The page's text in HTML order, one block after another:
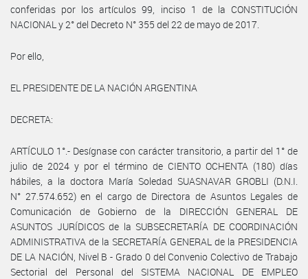
conferidas por los artículos 99, inciso 1 de la CONSTITUCIÓN
NACIONAL y 2° del Decreto N° 355 del 22 de mayo de 2017.
Por ello,
EL PRESIDENTE DE LA NACIÓN ARGENTINA
DECRETA:
ARTÍCULO 1°.- Desígnase con carácter transitorio, a partir del 1° de
julio de 2024 y por el término de CIENTO OCHENTA (180) días
hábiles, a la doctora María Soledad SUASNAVAR GROBLI (D.N.I.
N° 27.574.652) en el cargo de Directora de Asuntos Legales de
Comunicación de Gobierno de la DIRECCIÓN GENERAL DE
ASUNTOS JURÍDICOS de la SUBSECRETARÍA DE COORDINACIÓN
ADMINISTRATIVA de la SECRETARÍA GENERAL de la PRESIDENCIA
DE LA NACIÓN, Nivel B - Grado 0 del Convenio Colectivo de Trabajo
Sectorial del Personal del SISTEMA NACIONAL DE EMPLEO